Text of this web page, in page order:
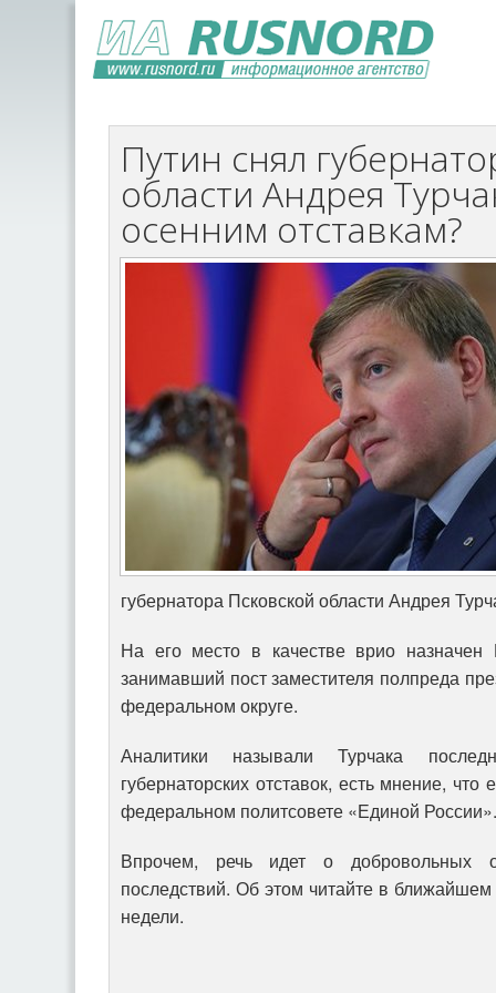
Путин снял
области Андрея
осенним отставкам?
губернатора Псковской области Андрея
На его место в качестве врио назначен
занимавший пост заместителя полпреда
федеральном округе.
Аналитики называли Турчака
губернаторских отставок, есть мнение,
федеральном политсовете «Единой России».
Впрочем, речь идет о добровольных
последствий. Об этом читайте в
недели.